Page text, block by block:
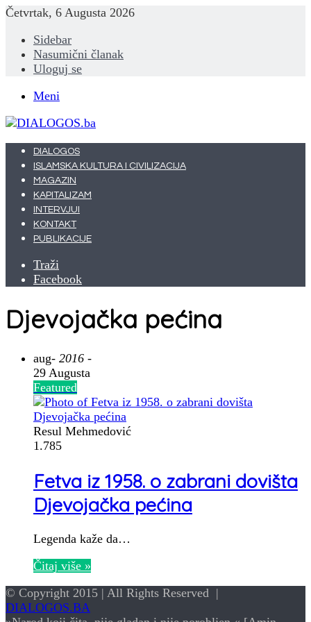
Četvrtak, 6 Augusta 2026
Sidebar
Nasumični članak
Uloguj se
Meni
DIALOGOS
ISLAMSKA KULTURA I CIVILIZACIJA
MAGAZIN
KAPITALIZAM
INTERVJUI
KONTAKT
PUBLIKACIJE
Traži
Facebook
Djevojačka pećina
aug- 2016 -
29 Augusta
Featured
Resul Mehmedović
1.785
Fetva iz 1958. o zabrani dovišta
Djevojačka pećina
Legenda kaže da…
Čitaj više »
© Copyright 2015 | All Rights Reserved |
DIALOGOS.BA